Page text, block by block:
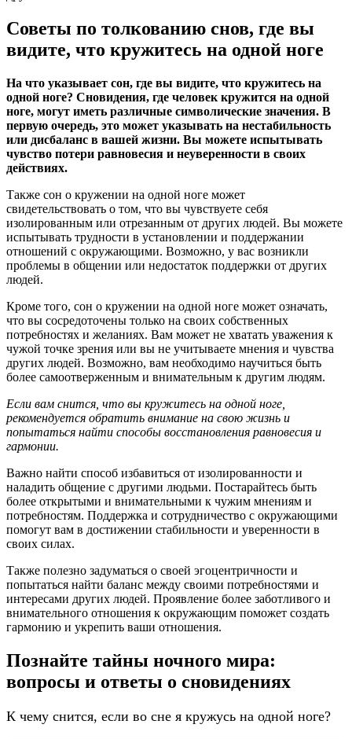
Советы по толкованию снов, где вы
видите, что кружитесь на одной ноге
На что указывает сон, где вы видите, что кружитесь на
одной ноге? Сновидения, где человек кружится на одной
ноге, могут иметь различные символические значения. В
первую очередь, это может указывать на нестабильность
или дисбаланс в вашей жизни. Вы можете испытывать
чувство потери равновесия и неуверенности в своих
действиях.
Также сон о кружении на одной ноге может
свидетельствовать о том, что вы чувствуете себя
изолированным или отрезанным от других людей. Вы можете
испытывать трудности в установлении и поддержании
отношений с окружающими. Возможно, у вас возникли
проблемы в общении или недостаток поддержки от других
людей.
Кроме того, сон о кружении на одной ноге может означать,
что вы сосредоточены только на своих собственных
потребностях и желаниях. Вам может не хватать уважения к
чужой точке зрения или вы не учитываете мнения и чувства
других людей. Возможно, вам необходимо научиться быть
более самоотверженным и внимательным к другим людям.
Если вам снится, что вы кружитесь на одной ноге,
рекомендуется обратить внимание на свою жизнь и
попытаться найти способы восстановления равновесия и
гармонии.
Важно найти способ избавиться от изолированности и
наладить общение с другими людьми. Постарайтесь быть
более открытыми и внимательными к чужим мнениям и
потребностям. Поддержка и сотрудничество с окружающими
помогут вам в достижении стабильности и уверенности в
своих силах.
Также полезно задуматься о своей эгоцентричности и
попытаться найти баланс между своими потребностями и
интересами других людей. Проявление более заботливого и
внимательного отношения к окружающим поможет создать
гармонию и укрепить ваши отношения.
Познайте тайны ночного мира:
вопросы и ответы о сновидениях
К чему снится, если во сне я кружусь на одной ноге?